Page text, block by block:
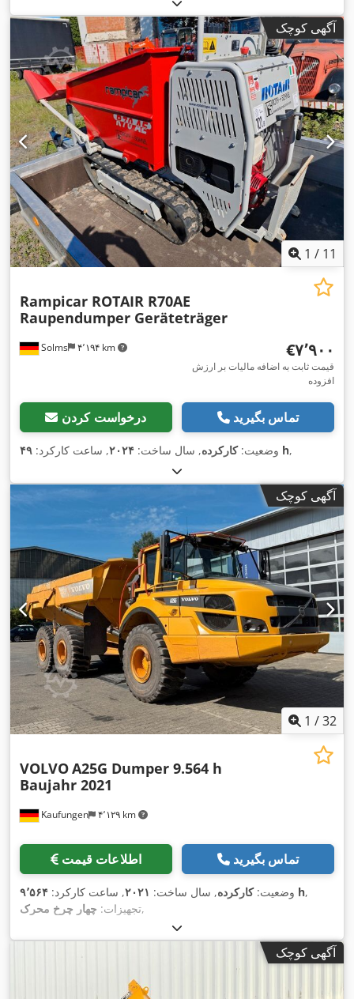
آگهی کوچک
1 / 11
Solms ۴٬۱۹۴ km
Rampicar ROTAIR R70AE
Raupendumper Geräteträger
‎€۷٬۹۰۰
قیمت ثابت به اضافه مالیات بر ارزش
افزوده
درخواست کردن تماس بگیرید
وضعیت:کارکرده, سال ساخت: ۲۰۲۴, ساعت کارکرد: ۴۹ h,
آگهی کوچک
1 /32
Kaufungen ۴٬۱۲۹ km
VOLVOA25G Dumper 9.564 h
Baujahr 2021
اطلاعات قیمت تماس بگیرید
وضعیت:کارکرده, سال ساخت: ۲۰۲۱, ساعت کارکرد: ۹٬۵۶۴ h,
تجهیزات: چهار چرخ محرک ,
آگهی کوچک